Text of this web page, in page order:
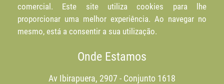
comercial. Este site utiliza cookies para lhe
proporcionar uma melhor experiência. Ao navegar no
mesmo, está a consentir a sua utilização.
Onde Estamos
Av Ibirapuera, 2907 - Conjunto 1618